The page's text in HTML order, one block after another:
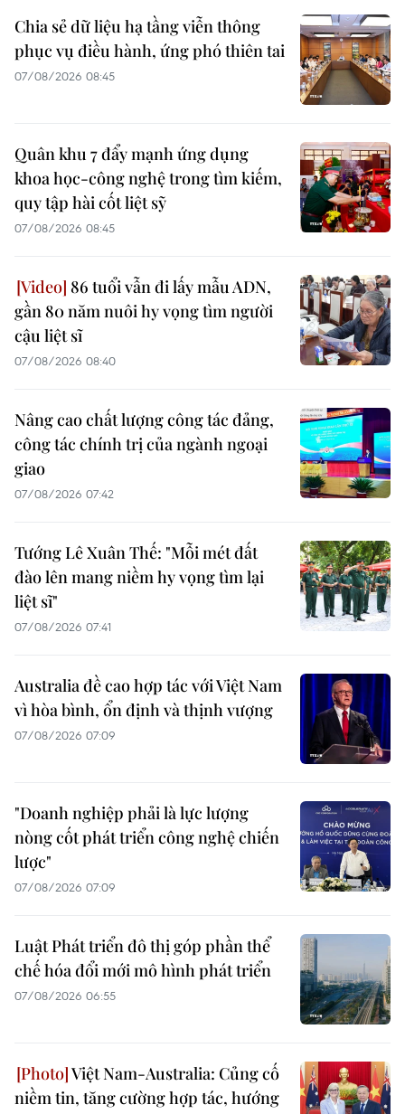
Chia sẻ dữ liệu hạ tầng viễn thông
phục vụ điều hành, ứng phó thiên tai
07/08/2026 08:45
Quân khu 7 đẩy mạnh ứng dụng
khoa học-công nghệ trong tìm kiếm,
quy tập hài cốt liệt sỹ
07/08/2026 08:45
86 tuổi vẫn đi lấy mẫu ADN,
gần 80 năm nuôi hy vọng tìm người
cậu liệt sĩ
07/08/2026 08:40
Nâng cao chất lượng công tác đảng,
công tác chính trị của ngành ngoại
giao
07/08/2026 07:42
Tướng Lê Xuân Thế: "Mỗi mét đất
đào lên mang niềm hy vọng tìm lại
liệt sĩ"
07/08/2026 07:41
Australia đề cao hợp tác với Việt Nam
vì hòa bình, ổn định và thịnh vượng
07/08/2026 07:09
"Doanh nghiệp phải là lực lượng
nòng cốt phát triển công nghệ chiến
lược"
07/08/2026 07:09
Luật Phát triển đô thị góp phần thể
chế hóa đổi mới mô hình phát triển
07/08/2026 06:55
Việt Nam-Australia: Củng cố
niềm tin, tăng cường hợp tác, hướng